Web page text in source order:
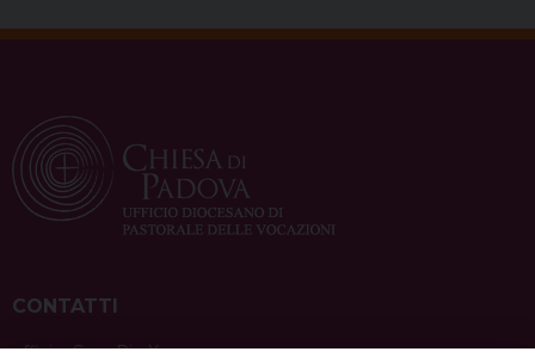
CONTATTI
ufficio: Casa Pio X